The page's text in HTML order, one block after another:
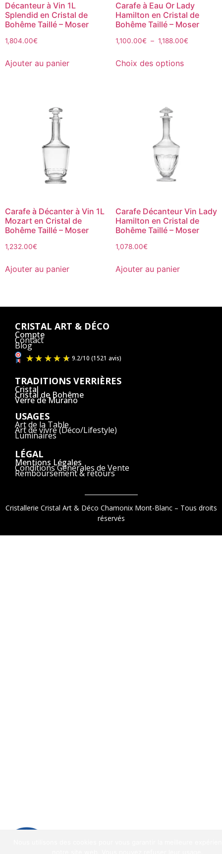
Décanteur à Vin 1L
Splendid en Cristal de
Bohême Taillé – Moser
1,804.00€
Ajouter au panier
Carafe à Eau Or Lady
Hamilton en Cristal de
Bohême Taillé – Moser
1,100.00€ – 1,188.00€
Choix des options
Carafe à Décanter à Vin 1L
Mozart en Cristal de
Bohême Taillé – Moser
1,232.00€
Ajouter au panier
Carafe Décanteur Vin Lady
Hamilton en Cristal de
Bohême Taillé – Moser
1,078.00€
Ajouter au panier
CRISTAL ART & DÉCO
Compte
Contact
Blog
TRADITIONS VERRIÈRES
Cristal
Cristal de Bohême
Verre de Murano
USAGES
Art de la Table
Art de vivre (Déco/Lifestyle)
Luminaires
LÉGAL
Mentions Légales
Conditions Générales de Vente
Remboursement & retours
Cristallerie Cristal Art & Déco Chamonix Mont-Blanc – Tous droits
réservés